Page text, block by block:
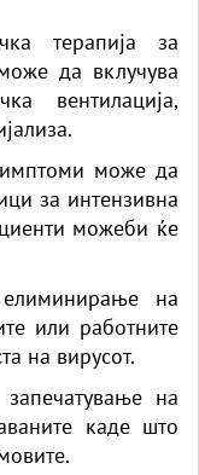
терапија за
да вклучува
вентилација,
може да
за интензивна
можеби ќе
на
или работните
на вирусот.
запечатување на
каде што